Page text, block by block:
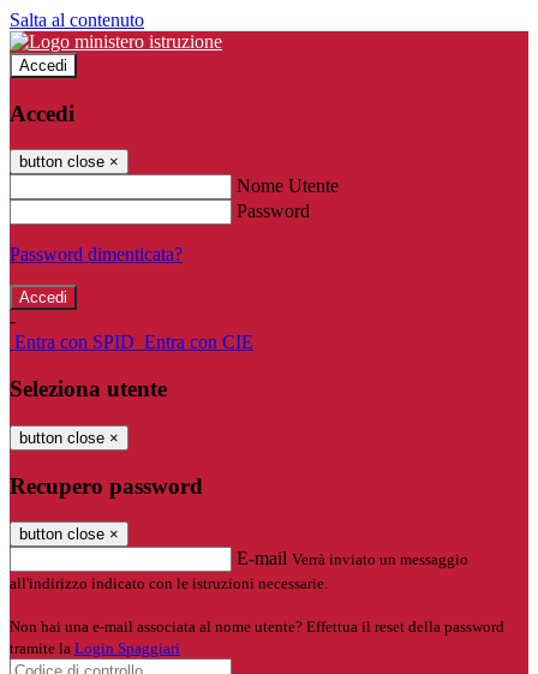
Salta al contenuto
Accedi
Accedi
button close ×
Nome Utente
Password
Password dimenticata?
-
Entra con SPID Entra con CIE
Seleziona utente
button close ×
Recupero password
button close ×
E-mail Verrà inviato un messaggio
all'indirizzo indicato con le istruzioni necessarie.
Non hai una e-mail associata al nome utente? Effettua il reset della password
tramite la Login Spaggiari